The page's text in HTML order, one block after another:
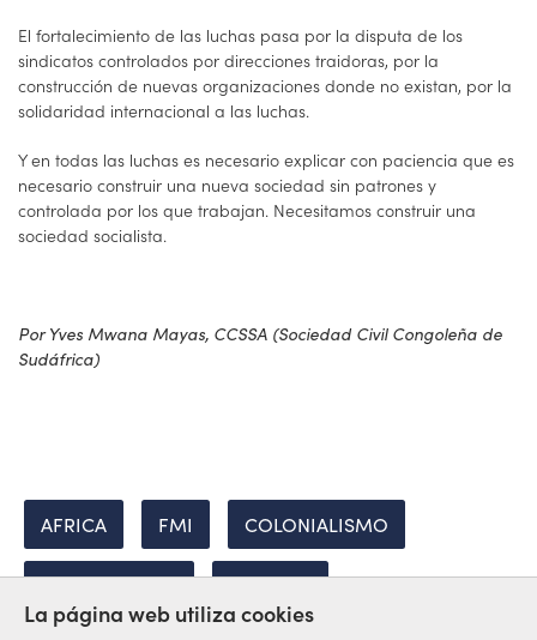
El fortalecimiento de las luchas pasa por la disputa de los
sindicatos controlados por direcciones traidoras, por la
construcción de nuevas organizaciones donde no existan, por la
solidaridad internacional a las luchas.
Y en todas las luchas es necesario explicar con paciencia que es
necesario construir una nueva sociedad sin patrones y
controlada por los que trabajan. Necesitamos construir una
sociedad socialista.
Por Yves Mwana Mayas, CCSSA (Sociedad Civil Congoleña de
Sudáfrica)
AFRICA FMI COLONIALISMO
IMPERIALISMO HUELGAS
La página web utiliza cookies